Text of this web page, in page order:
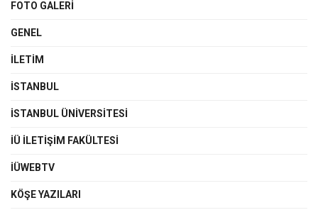
FOTO GALERI
GENEL
İLETIM
İSTANBUL
İSTANBUL ÜNIVERSITESI
İÜ İLETIŞIM FAKÜLTESI
İÜWEBTV
KÖŞE YAZILARI